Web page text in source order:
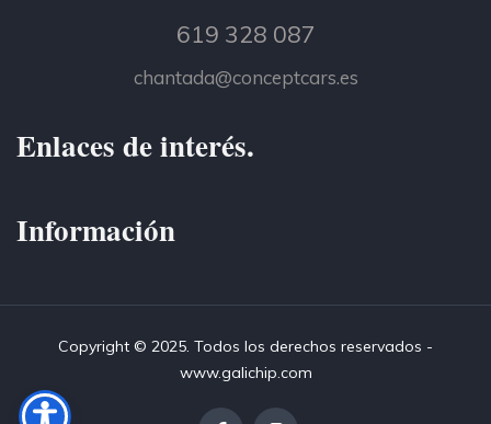
619 328 087
chantada@conceptcars.es
Enlaces de interés.
Información
Copyright © 2025. Todos los derechos reservados -
www.galichip.com